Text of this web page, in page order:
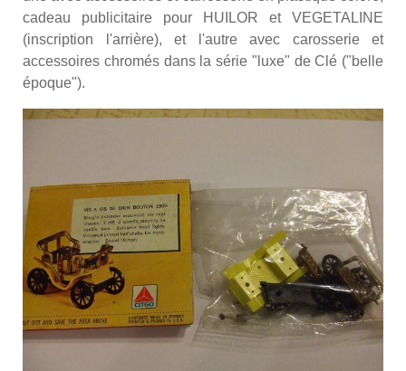
cadeau publicitaire pour HUILOR et VEGETALINE
(inscription l'arrière), et l'autre avec carosserie et
accessoires chromés dans la série "luxe" de Clé ("belle
époque").